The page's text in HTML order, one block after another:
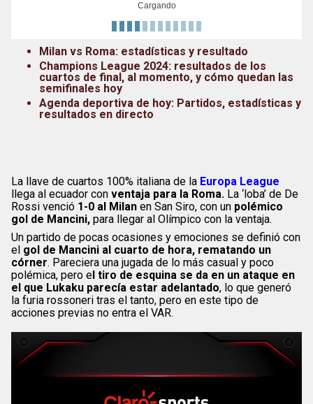
Cargando
Milan vs Roma: estadísticas y resultado
Champions League 2024: resultados de los
cuartos de final, al momento, y cómo quedan las
semifinales hoy
Agenda deportiva de hoy: Partidos, estadísticas y
resultados en directo
La llave de cuartos 100% italiana de la Europa League
llega al ecuador con ventaja para la Roma. La ‘loba’ de De
Rossi venció 1-0 al Milan en San Siro, con un polémico
gol de Mancini, para llegar al Olímpico con la ventaja.
Un partido de pocas ocasiones y emociones se definió con
el gol de Mancini al cuarto de hora, rematando un
córner. Pareciera una jugada de lo más casual y poco
polémica, pero el tiro de esquina se da en un ataque en
el que Lukaku parecía estar adelantado, lo que generó
la furia rossoneri tras el tanto, pero en este tipo de
acciones previas no entra el VAR.